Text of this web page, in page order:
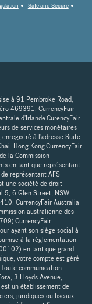
Safe and Secure
à 91 Pembroke Road,
469391. CurrencyFair
d'Irlande.CurencyFair
de services monétaires
enregistré à l'adresse Suite
Hong Kong.CurrencyFair
la Commission
en tant que représentant
représentant AFS
une société de droit
5, 6 Glen Street, NSW
CurrencyFair Australia
australienne des
ayant son siège social à
à la réglementation
en tant que grand
votre compte est géré
communication
3 Lloyds Avenue,
est un établissement de
juridiques ou fiscaux.